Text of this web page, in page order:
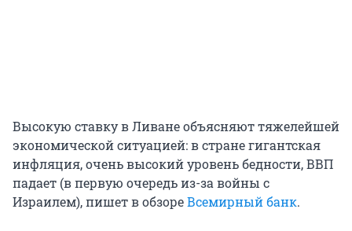
Высокую ставку в Ливане объясняют тяжелейшей
экономической ситуацией: в стране гигантская
инфляция, очень высокий уровень бедности, ВВП
падает (в первую очередь из-за войны с
Израилем), пишет в обзореВсемирный банк.